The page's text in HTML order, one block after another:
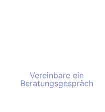
Vereinbare ein
Beratungsgespräch
Vereinbare ein
Beratungsgespräch